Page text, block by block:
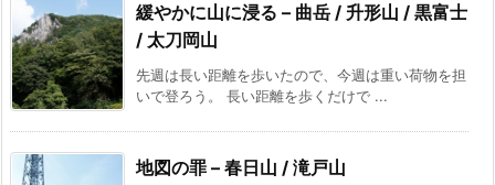
緩やかに山に浸る – 曲岳 / 升形山 / 黒富士
/ 太刀岡山
先週は長い距離を歩いたので、今週は重い荷物を担
いで登ろう。 長い距離を歩くだけで ...
地図の罪 – 春日山 / 滝戸山